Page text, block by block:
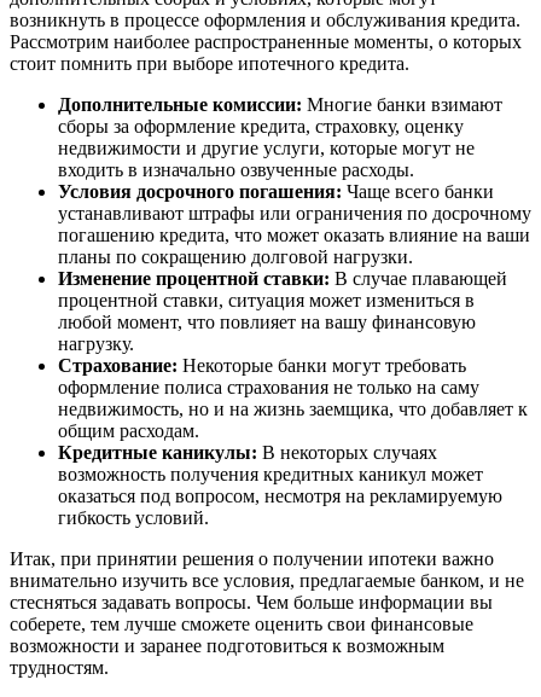
возникнуть в процессе оформления и обслуживания кредита.
Рассмотрим наиболее распространенные моменты, о которых
стоит помнить при выборе ипотечного кредита.
Дополнительные комиссии: Многие банки взимают
сборы за оформление кредита, страховку, оценку
недвижимости и другие услуги, которые могут не
входить в изначально озвученные расходы.
Условия досрочного погашения: Чаще всего банки
устанавливают штрафы или ограничения по досрочному
погашению кредита, что может оказать влияние на ваши
планы по сокращению долговой нагрузки.
Изменение процентной ставки: В случае плавающей
процентной ставки, ситуация может измениться в
любой момент, что повлияет на вашу финансовую
нагрузку.
Страхование: Некоторые банки могут требовать
оформление полиса страхования не только на саму
недвижимость, но и на жизнь заемщика, что добавляет к
общим расходам.
Кредитные каникулы: В некоторых случаях
возможность получения кредитных каникул может
оказаться под вопросом, несмотря на рекламируемую
гибкость условий.
Итак, при принятии решения о получении ипотеки важно
внимательно изучить все условия, предлагаемые банком, и не
стесняться задавать вопросы. Чем больше информации вы
соберете, тем лучше сможете оценить свои финансовые
возможности и заранее подготовиться к возможным
трудностям.